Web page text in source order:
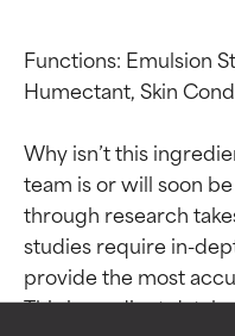
Functions: Emulsion
Humectant, Skin
Why isn’t this
team is or will soon
through research
studies require in-
provide the most
This ingredient